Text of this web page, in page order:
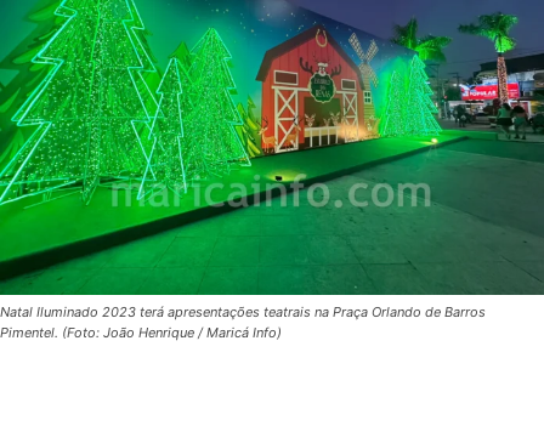
Natal Iluminado 2023 terá apresentações teatrais na Praça Orlando de Barros
Pimentel. (Foto: João Henrique / Maricá Info)